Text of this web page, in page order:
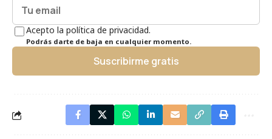
Acepto la política de privacidad.
Podrás darte de baja en cualquier momento.
Suscribirme gratis